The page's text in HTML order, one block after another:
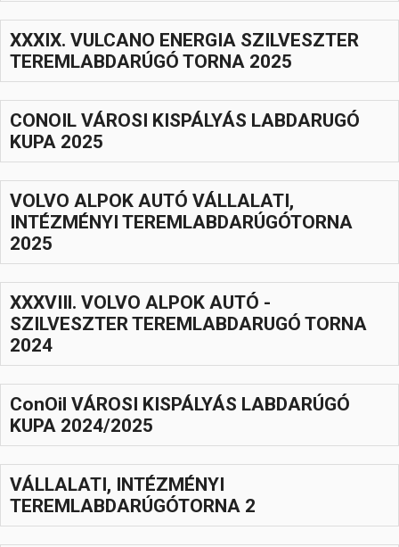
Szállás
Sport
Szabadidő
Hasznos
XXXIX. VULCANO ENERGIA SZILVESZTER
TEREMLABDARÚGÓ TORNA 2025
CONOIL VÁROSI KISPÁLYÁS LABDARUGÓ
KUPA 2025
VOLVO ALPOK AUTÓ VÁLLALATI,
INTÉZMÉNYI TEREMLABDARÚGÓTORNA
2025
XXXVIIl. VOLVO ALPOK AUTÓ -
SZILVESZTER TEREMLABDARUGÓ TORNA
2024
ConOil VÁROSI KISPÁLYÁS LABDARÚGÓ
KUPA 2024/2025
VÁLLALATI, INTÉZMÉNYI
TEREMLABDARÚGÓTORNA 2